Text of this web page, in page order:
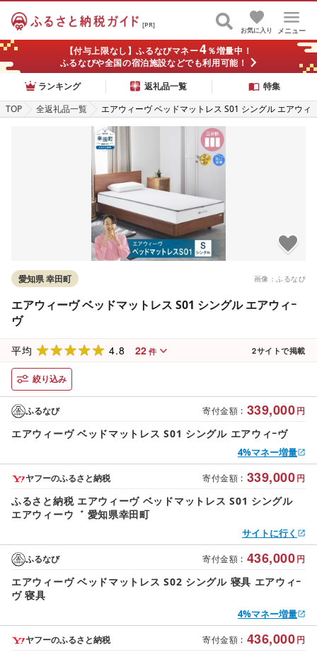
[PR]
メニュー
お気に入り
【付与上限なし】ふるなびマネー4％増量中！
ふるなびや全国の宿泊施設などでも利用可能！
ランキング
返礼品一覧
特集
TOP
全返礼品一覧
エアウィーヴ ベッドマットレス S01 シングル エアウィ
ｰヴ
画像：ふるなび
愛知県 幸田町
エアウィーヴ ベッドマットレス S01 シングル エアウィｰ
ヴ
平均 4.8 22 件 2サイトで掲載
絞り込み
寄付金額 : 339,000円
ふるなび
エアウィーヴ ベッドマットレス S01 シングル エアウィｰヴ
4%マネー増量
寄付金額 : 339,000円
ヤフーのふるさと納税
ふるさと納税 エアウィーヴ ベッドマットレス S01 シングル
エアウィーウ゛ 愛知県幸田町
サイトに行く
寄付金額 : 436,000円
ふるなび
エアウィーヴ ベッドマットレス S02 シングル 寝具 エアウィｰ
ヴ 寝具
4%マネー増量
寄付金額 : 436,000円
ヤフーのふるさと納税